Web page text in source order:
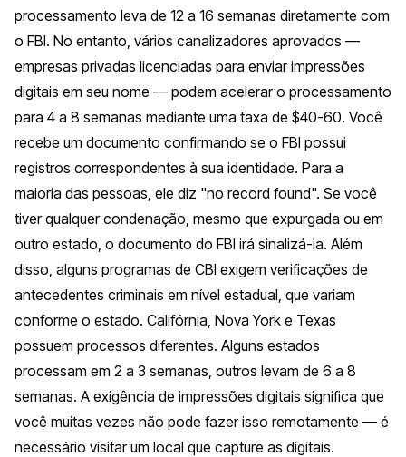
processamento leva de 12 a 16 semanas diretamente com
o FBI. No entanto, vários canalizadores aprovados —
empresas privadas licenciadas para enviar impressões
digitais em seu nome — podem acelerar o processamento
para 4 a 8 semanas mediante uma taxa de $40-60. Você
recebe um documento confirmando se o FBI possui
registros correspondentes à sua identidade. Para a
maioria das pessoas, ele diz "no record found". Se você
tiver qualquer condenação, mesmo que expurgada ou em
outro estado, o documento do FBI irá sinalizá-la. Além
disso, alguns programas de CBI exigem verificações de
antecedentes criminais em nível estadual, que variam
conforme o estado. Califórnia, Nova York e Texas
possuem processos diferentes. Alguns estados
processam em 2 a 3 semanas, outros levam de 6 a 8
semanas. A exigência de impressões digitais significa que
você muitas vezes não pode fazer isso remotamente — é
necessário visitar um local que capture as digitais.